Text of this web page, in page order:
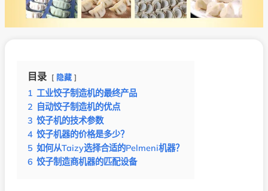
目录 隐藏
1 工业饺子制造机的最终产品
2 自动饺子制造机的优点
3 饺子机的技术参数
4 饺子机器的价格是多少？
5 如何从Taizy选择合适的Pelmeni机器？
6 饺子制造商机器的匹配设备